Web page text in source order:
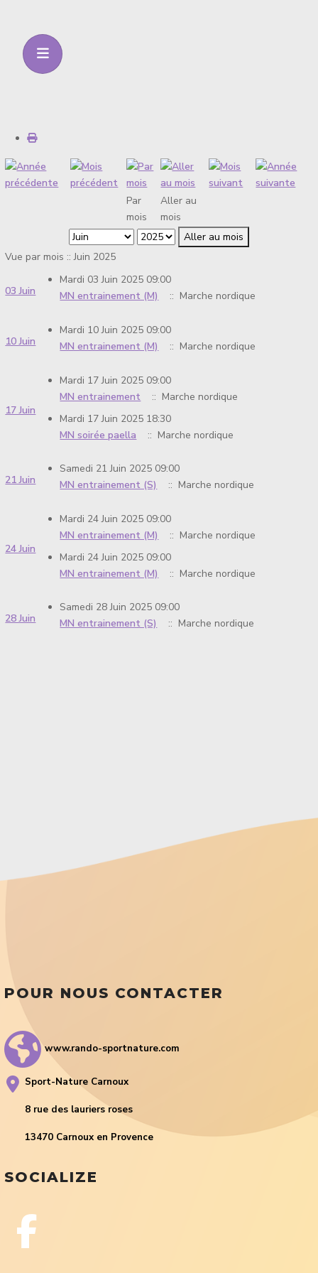
Par
mois
Aller au
mois
Aller au mois
Vue par mois :: Juin 2025
03 Juin
Mardi 03 Juin 2025 09:00
MN entrainement (M)
:: Marche nordique
10 Juin
Mardi 10 Juin 2025 09:00
MN entrainement (M)
:: Marche nordique
17 Juin
Mardi 17 Juin 2025 09:00
MN entrainement
:: Marche nordique
Mardi 17 Juin 2025 18:30
MN soirée paella
:: Marche nordique
21 Juin
Samedi 21 Juin 2025 09:00
MN entrainement (S)
:: Marche nordique
24 Juin
Mardi 24 Juin 2025 09:00
MN entrainement (M)
:: Marche nordique
Mardi 24 Juin 2025 09:00
MN entrainement (M)
:: Marche nordique
28 Juin
Samedi 28 Juin 2025 09:00
MN entrainement (S)
:: Marche nordique
POUR NOUS CONTACTER
www.rando-sportnature.com
Sport-Nature Carnoux
8 rue des lauriers roses
13470 Carnoux en Provence
SOCIALIZE